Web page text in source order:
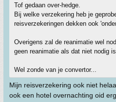
Tof gedaan over-hedge.
Bij welke verzekering heb je
reisverzekeringen dekken ook
Overigens zal de reanimatie wel
geen reanimatie als dat niet nodig
Wel zonde van je convertor...
Mijn reisverzekering ook niet
ook een hotel overnachting oid